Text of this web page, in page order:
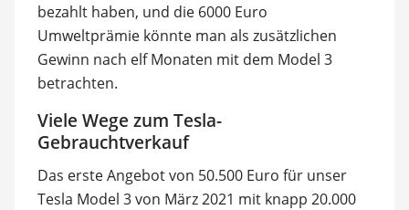
bezahlt haben, und die 6000 Euro
Umweltprämie könnte man als zusätzlichen
Gewinn nach elf Monaten mit dem Model 3
betrachten.
Viele Wege zum Tesla-
Gebrauchtverkauf
Das erste Angebot von 50.500 Euro für unser
Tesla Model 3 von März 2021 mit knapp 20.000